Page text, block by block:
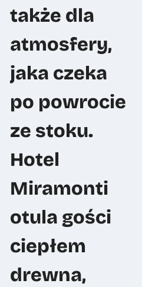
FAQ
Kontakt
Zero Gravity sp. z o.o.
+48 22 648 29 30
info@zerogravity.pl
także dla
atmosfery,
jaka czeka
po powrocie
ze stoku.
Hotel
Miramonti
otula gości
ciepłem
drewna,